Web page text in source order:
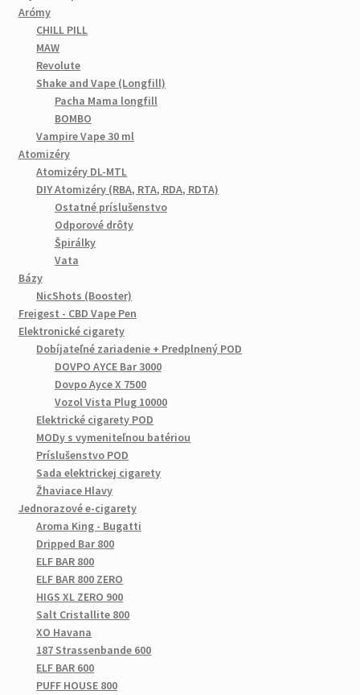
Arómy
CHILL PILL
MAW
Revolute
Shake and Vape (Longfill)
Pacha Mama longfill
BOMBO
Vampire Vape 30 ml
Atomizéry
Atomizéry DL-MTL
DIY Atomizéry (RBA, RTA, RDA, RDTA)
Ostatné príslušenstvo
Odporové drôty
Špirálky
Vata
Bázy
NicShots (Booster)
Freigest - CBD Vape Pen
Elektronické cigarety
Dobíjateľné zariadenie + Predplnený POD
DOVPO AYCE Bar 3000
Dovpo Ayce X 7500
Vozol Vista Plug 10000
Elektrické cigarety POD
MODy s vymeniteľnou batériou
Príslušenstvo POD
Sada elektrickej cigarety
Žhaviace Hlavy
Jednorazové e-cigarety
Aroma King - Bugatti
Dripped Bar 800
ELF BAR 800
ELF BAR 800 ZERO
HIGS XL ZERO 900
Salt Cristallite 800
XO Havana
187 Strassenbande 600
ELF BAR 600
PUFF HOUSE 800